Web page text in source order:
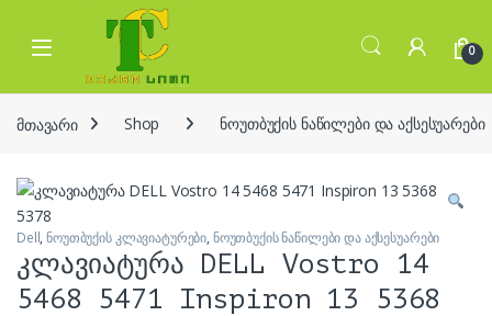
Skip to navigation
Skip to content
Open 0
მთავარი Shop ნოუთბუქის ნაწილები და აქსესუარები
Dell,ნოუთბუქის კლავიატურები, ნოუთბუქის ნაწილები და აქსესუარები
კლავიატურა DELL Vostro 14
5468 5471 Inspiron 13 5368